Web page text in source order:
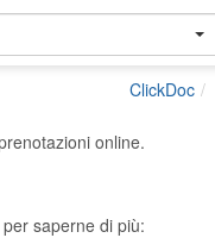
ClickDoc
online.
saperne di più: